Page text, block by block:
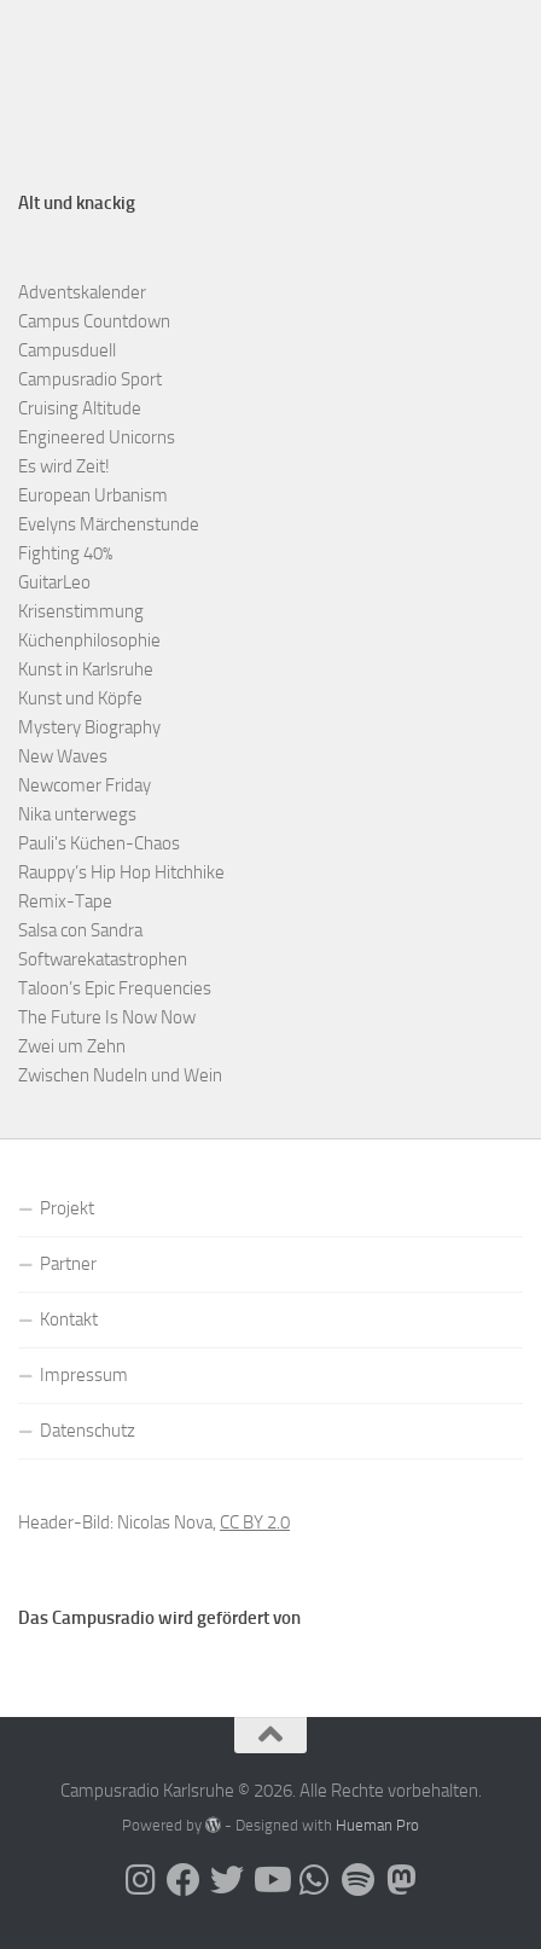
Alt und knackig
Adventskalender
Campus Countdown
Campusduell
Campusradio Sport
Cruising Altitude
Engineered Unicorns
Es wird Zeit!
European Urbanism
Evelyns Märchenstunde
Fighting 40%
GuitarLeo
Krisenstimmung
Küchenphilosophie
Kunst in Karlsruhe
Kunst und Köpfe
Mystery Biography
New Waves
Newcomer Friday
Nika unterwegs
Pauli's Küchen-Chaos
Rauppy’s Hip Hop Hitchhike
Remix-Tape
Salsa con Sandra
Softwarekatastrophen
Taloon’s Epic Frequencies
The Future Is Now Now
Zwei um Zehn
Zwischen Nudeln und Wein
Projekt
Partner
Kontakt
Impressum
Datenschutz
Header-Bild: Nicolas Nova, CC BY 2.0
Das Campusradio wird gefördert von
Campusradio Karlsruhe © 2026. Alle Rechte vorbehalten.
Powered by - Designed with Hueman Pro